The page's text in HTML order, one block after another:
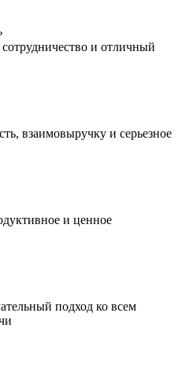
и отличный
взаимовыручку и серьезное
и ценное
подход ко всем